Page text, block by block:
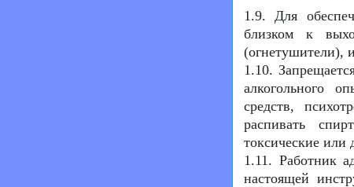
1.9. Для
близком к
(огнетушители),
1.10.
алкогольного
средств,
распивать
токсические или
1.11. Работник
настоящей